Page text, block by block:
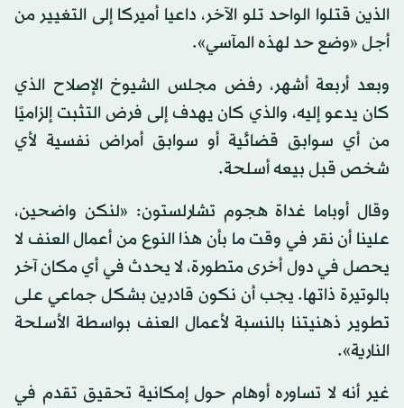
الذين قتلوا الواحد تلو الآخر، داعيا أميركا إلى التغيير من
أجل «وضع حد لهذه المآسي».
وبعد أربعة أشهر، رفض مجلس الشيوخ الإصلاح الذي
كان يدعو إليه، والذي كان يهدف إلى فرض التثبت إلزاميًا
من أي سوابق قضائية أو سوابق أمراض نفسية لأي
شخص قبل بيعه أسلحة.
وقال أوباما غداة هجوم تشارلستون: «لنكن واضحين،
علينا أن نقر في وقت ما بأن هذا النوع من أعمال العنف لا
يحصل في دول أخرى متطورة، لا يحدث في أي مكان آخر
بالوتيرة ذاتها. يجب أن نكون قادرين بشكل جماعي على
تطوير ذهنيتنا بالنسبة لأعمال العنف بواسطة الأسلحة
النارية».
غير أنه لا تساوره أوهام حول إمكانية تحقيق تقدم في